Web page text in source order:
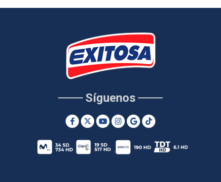
Síguenos